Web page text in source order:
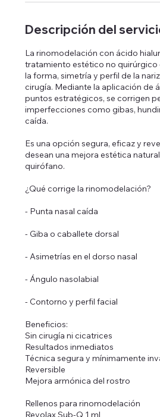
Descripción del
La rinomodelación con ácido
tratamiento estético no
la forma, simetría y perfil de la
cirugía. Mediante la aplicación de
puntos estratégicos, se corrigen
imperfecciones como gibas,
caída.
Es una opción segura, eficaz y
desean una mejora estética
quirófano.
¿Qué corrige la rinomodelación?
- Punta nasal caída
- Giba o caballete dorsal
- Asimetrías en el dorso nasal
- Ángulo nasolabial
- Contorno y perfil facial
Beneficios:
Sin cirugía ni cicatrices
Resultados inmediatos
Técnica segura y mínimamente
Reversible
Mejora armónica del rostro
Rellenos para rinomodelación
Revolax Sub-Q 1 ml